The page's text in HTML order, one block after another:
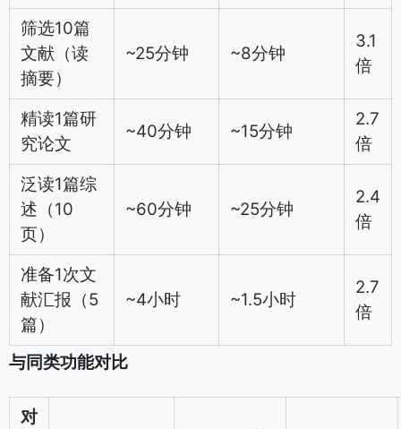
筛选10篇
文献（读
摘要）
~25分钟 ~8分钟
3.1
倍
精读1篇研
究论文
~40分钟 ~15分钟
2.7
倍
泛读1篇综
述（10
页）
~60分钟 ~25分钟
2.4
倍
准备1次文
献汇报（5
篇）
~4小时 ~1.5小时
2.7
倍
与同类功能对比
对